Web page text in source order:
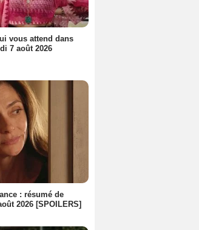
vous attend dans
7 août 2026
: résumé de
2026 [SPOILERS]